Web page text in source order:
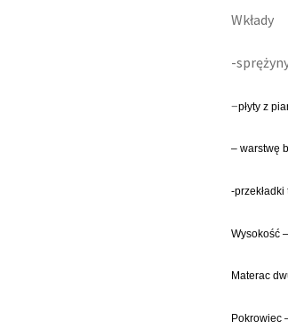
Wkłady
-
–płyty z
– warstwę
-
Wysokość
Materac
Pokrowiec